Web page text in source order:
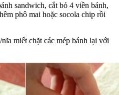
sandwich, cắt bỏ 4 viền bánh,
phô mai hoặc socola chip rồi
miết chặt các mép bánh lại với